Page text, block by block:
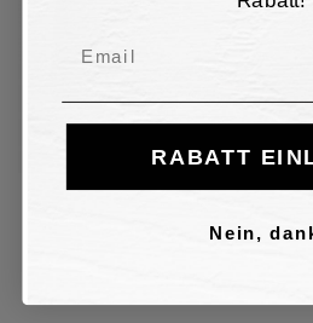
RABATT
Nein,